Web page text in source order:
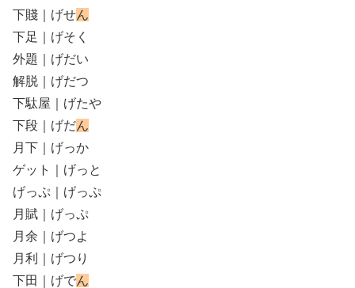
下賤｜げせん
下足｜げそく
外題｜げだい
解脱｜げだつ
下駄屋｜げたや
下段｜げだん
月下｜げっか
ゲット｜げっと
げっぷ｜げっぷ
月賦｜げっぷ
月余｜げつよ
月利｜げつり
下田｜げでん